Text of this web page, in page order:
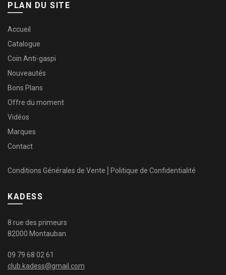
PLAN DU SITE
Accueil
Catalogue
Coin Anti-gaspi
Nouveautés
Bons Plans
Offre du moment
Vidéos
Marques
Contact
Conditions Générales de Vente Politique de Confidentialité
KADESS
8 rue des primeurs
82000 Montauban
09 79 68 02 61
club.kadess@gmail.com